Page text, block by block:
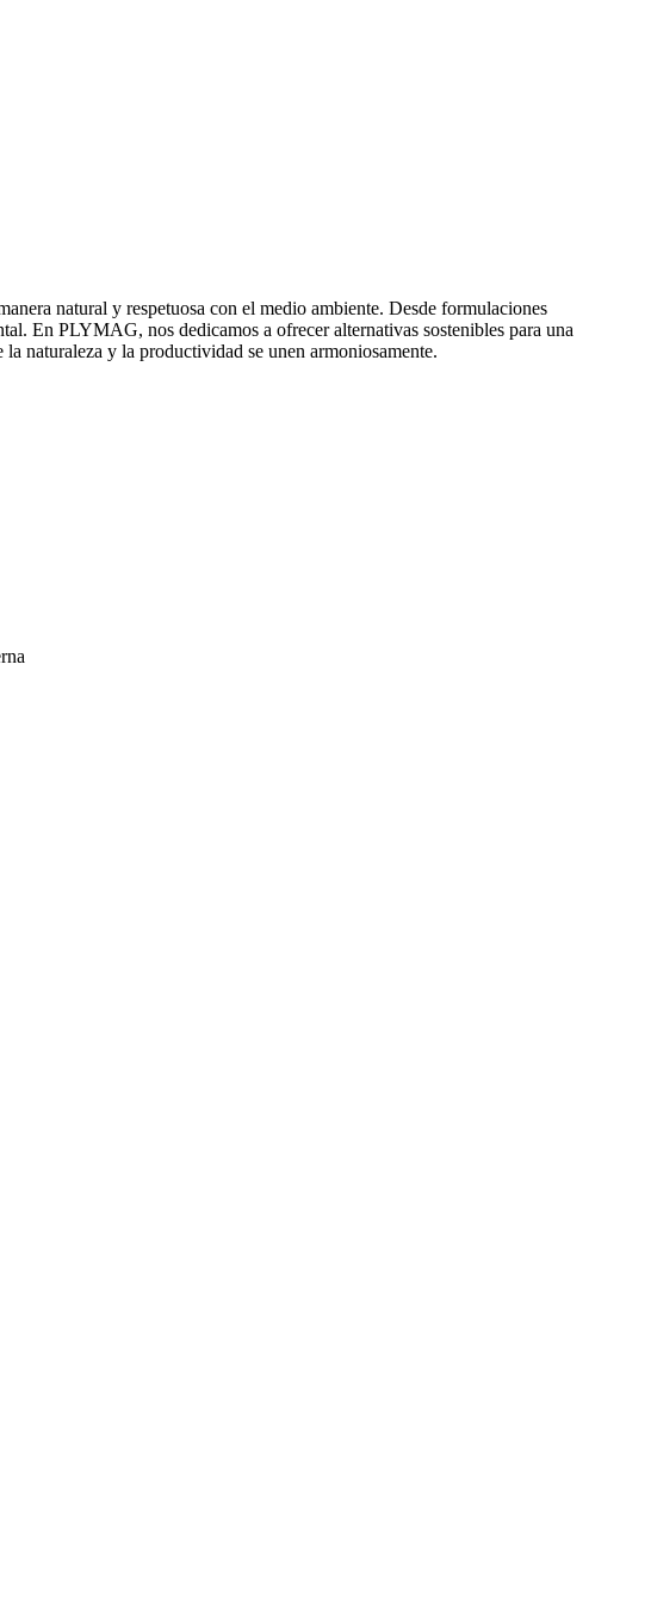
natural y respetuosa con el medio ambiente. Desde formulaciones
En PLYMAG, nos dedicamos a ofrecer alternativas sostenibles para una
naturaleza y la productividad se unen armoniosamente.